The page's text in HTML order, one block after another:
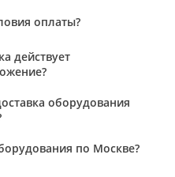
оплаты?
действует
оборудования
по Москве?